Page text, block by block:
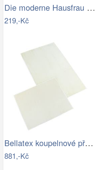
Die moderne Hausfrau Protiskluzová…
219,-Kč
Bellatex koupelnové předložky BANYGOLD…
881,-Kč